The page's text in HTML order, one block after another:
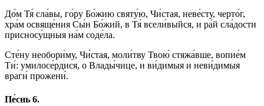
До́м Тя́ сла́вы, го́ру Бо́жию святу́ю, Чи́стая, неве́сту, черто́г,
хра́м освяще́ния Сы́н Бо́жий, в Тя́ всели́выйся, и ра́й сла́дости
присносу́щныя на́м соде́ла.
Сте́ну необори́му, Чи́стая, моли́тву Твою́ стяжа́вше, вопие́м
Ти́: умилосе́рдися, о Влады́чице, и ви́димыя и неви́димыя
враги́ прожени́.
Пе́снь 6.